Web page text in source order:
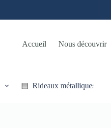
Accueil Nous découvrir
Rideaux métalliques